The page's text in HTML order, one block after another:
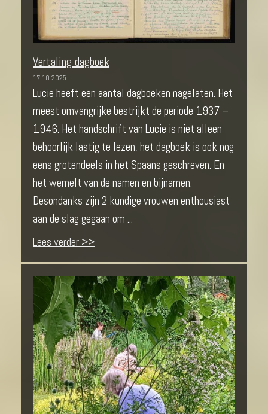
Vertaling dagboek
17-10-2025
Lucie heeft een aantal dagboeken nagelaten. Het
meest omvangrijke bestrijkt de periode 1937 –
1946. Het handschrift van Lucie is niet alleen
behoorlijk lastig te lezen, het dagboek is ook nog
eens grotendeels in het Spaans geschreven. En
het wemelt van de namen en bijnamen.
Desondanks zijn 2 kundige vrouwen enthousiast
aan de slag gegaan om ...
Lees verder >>